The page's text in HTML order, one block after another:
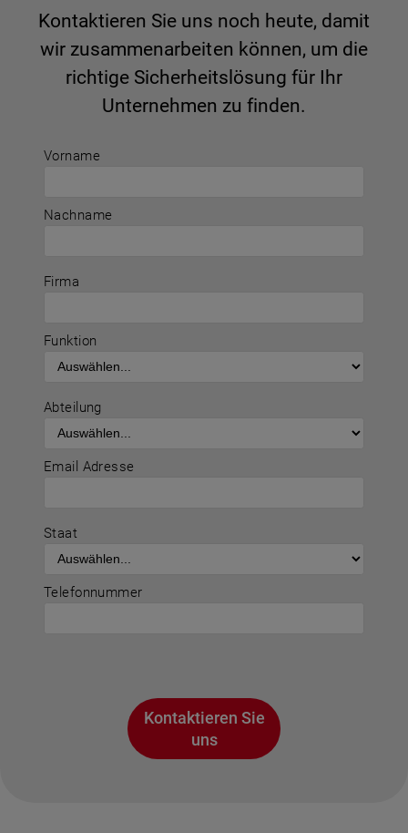
Vorname
Nachname
Firma
Funktion
Abteilung
Email Adresse
Staat
Telefonnummer
Kontaktieren Sie
uns
Kontaktieren Sie uns noch heute, damit
wir zusammenarbeiten können, um die
richtige Sicherheitslösung für Ihr
Unternehmen zu finden.